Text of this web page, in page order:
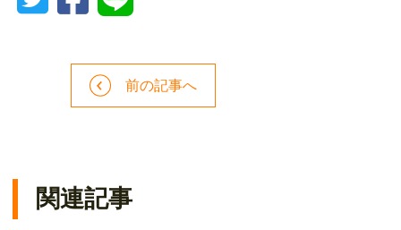
前の記事へ
関連記事